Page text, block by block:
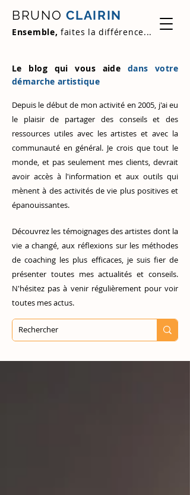
BRUNO CLAIRIN
Ensemble, faites la différence...
Le blog qui vous aide dans votre
démarche artistique
Depuis le début de mon activité en 2005, j'ai eu
le plaisir de partager des conseils et des
ressources utiles avec les artistes et avec la
communauté en général. Je crois que tout le
monde, et pas seulement mes clients, devrait
avoir accès à l'information et aux outils qui
mènent à des activités de vie plus positives et
épanouissantes.
Découvrez les témoignages des artistes dont la
vie a changé, aux réflexions sur les méthodes
de coaching les plus efficaces, je suis fier de
présenter toutes mes actualités et conseils.
N'hésitez pas à venir régulièrement pour voir
toutes mes actus.